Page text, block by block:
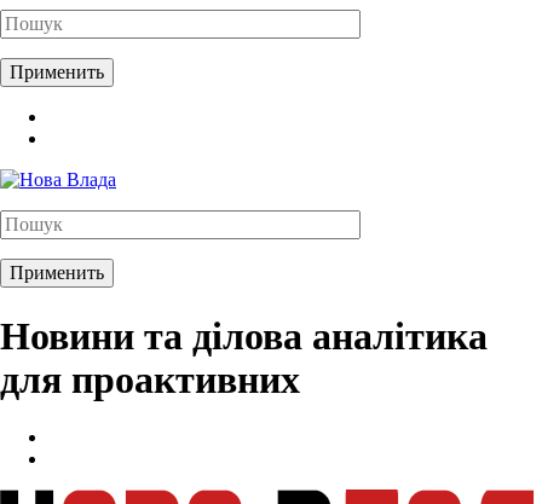
Новини та ділова аналітика
для проактивних